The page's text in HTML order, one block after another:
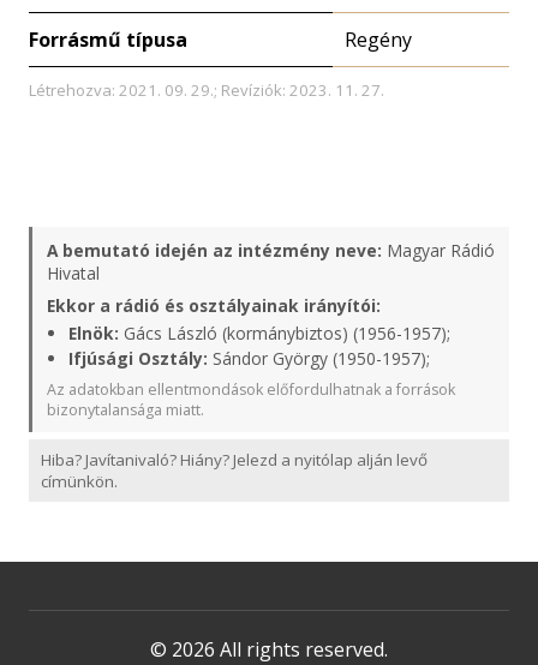
Forrásmű típusa Regény
Létrehozva: 2021. 09. 29.; Revíziók: 2023. 11. 27.
A bemutató idején az intézmény neve: Magyar Rádió
Hivatal
Ekkor a rádió és osztályainak irányítói:
Elnök: Gács László (kormánybiztos) (1956-1957);
Ifjúsági Osztály: Sándor György (1950-1957);
Az adatokban ellentmondások előfordulhatnak a források
bizonytalansága miatt.
Hiba? Javítanivaló? Hiány? Jelezd a nyitólap alján levő
címünkön.
© 2026 All rights reserved.